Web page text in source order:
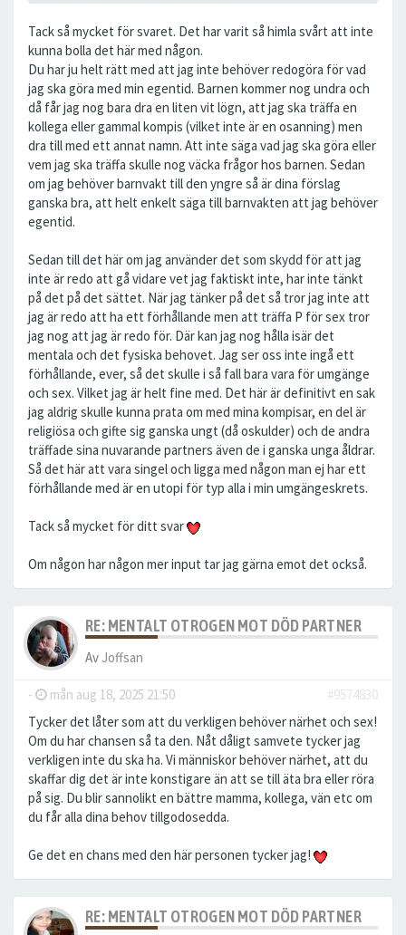
Tack så mycket för svaret. Det har varit så himla svårt att inte
kunna bolla det här med någon.
Du har ju helt rätt med att jag inte behöver redogöra för vad
jag ska göra med min egentid. Barnen kommer nog undra och
då får jag nog bara dra en liten vit lögn, att jag ska träffa en
kollega eller gammal kompis (vilket inte är en osanning) men
dra till med ett annat namn. Att inte säga vad jag ska göra eller
vem jag ska träffa skulle nog väcka frågor hos barnen. Sedan
om jag behöver barnvakt till den yngre så är dina förslag
ganska bra, att helt enkelt säga till barnvakten att jag behöver
egentid.
Sedan till det här om jag använder det som skydd för att jag
inte är redo att gå vidare vet jag faktiskt inte, har inte tänkt
på det på det sättet. När jag tänker på det så tror jag inte att
jag är redo att ha ett förhållande men att träffa P för sex tror
jag nog att jag är redo för. Där kan jag nog hålla isär det
mentala och det fysiska behovet. Jag ser oss inte ingå ett
förhållande, ever, så det skulle i så fall bara vara för umgänge
och sex. Vilket jag är helt fine med. Det här är definitivt en sak
jag aldrig skulle kunna prata om med mina kompisar, en del är
religiösa och gifte sig ganska ungt (då oskulder) och de andra
träffade sina nuvarande partners även de i ganska unga åldrar.
Så det här att vara singel och ligga med någon man ej har ett
förhållande med är en utopi för typ alla i min umgängeskrets.
Tack så mycket för ditt svar
Om någon har någon mer input tar jag gärna emot det också.
RE: MENTALT OTROGEN MOT DÖD PARTNER
Av Joffsan
- mån aug 18, 2025 21:50
#9574830
Tycker det låter som att du verkligen behöver närhet och sex!
Om du har chansen så ta den. Nåt dåligt samvete tycker jag
verkligen inte du ska ha. Vi människor behöver närhet, att du
skaffar dig det är inte konstigare än att se till äta bra eller röra
på sig. Du blir sannolikt en bättre mamma, kollega, vän etc om
du får alla dina behov tillgodosedda.
Ge det en chans med den här personen tycker jag!
RE: MENTALT OTROGEN MOT DÖD PARTNER